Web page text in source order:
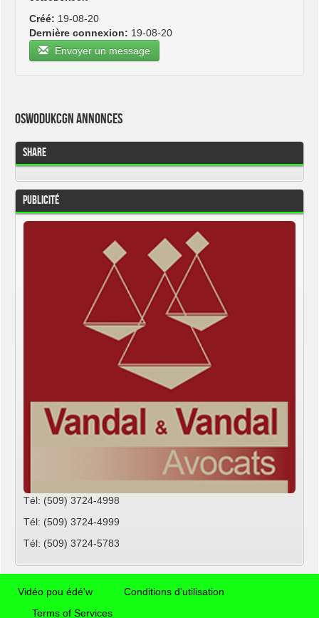
Créé: 19-08-20
Dernière connexion: 19-08-20
Envoyer un message
oswodukcgn Annonces
Share
Publicité
Tél: (509) 3724-4998
Tél: (509) 3724-4999
Tél: (509) 3724-5783
Vidéo pou édé'w
Conditions d'utilisation
Terms of Services